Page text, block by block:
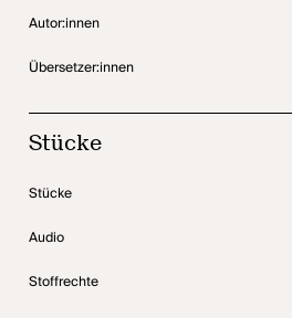
Autor:innen
Übersetzer:innen
Stücke
Stücke
Audio
Stoffrechte